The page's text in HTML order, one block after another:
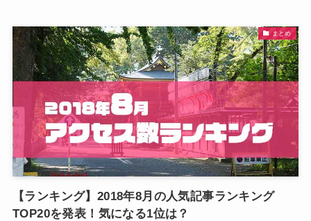
まとめ
【ランキング】2018年8月の人気記事ランキング
TOP20を発表！気になる1位は？